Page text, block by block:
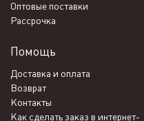
Оптовые поставки
Рассрочка
Помощь
Доставка и оплата
Возврат
Контакты
Как сделать заказ в интернет-